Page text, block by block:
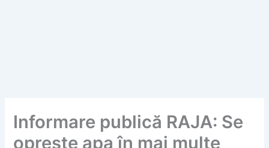
Informare publică RAJA: Se
oprește apa în mai multe